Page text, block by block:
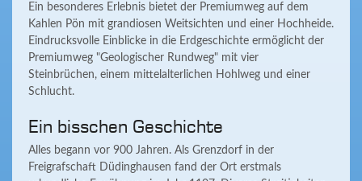
Ein besonderes Erlebnis bietet der Premiumweg auf dem
Kahlen Pön mit grandiosen Weitsichten und einer Hochheide.
Eindrucksvolle Einblicke in die Erdgeschichte ermöglicht der
Premiumweg "Geologischer Rundweg" mit vier
Steinbrüchen, einem mittelalterlichen Hohlweg und einer
Schlucht.
Ein bisschen Geschichte
Alles begann vor 900 Jahren. Als Grenzdorf in der
Freigrafschaft Düdinghausen fand der Ort erstmals